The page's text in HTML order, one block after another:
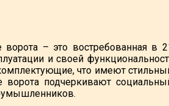
ворота – это востребованная в
и своей
что имеют
ворота подчеркивают